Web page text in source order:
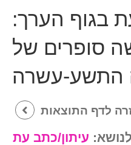
בגוף הערך:
סופרים של
התשע-עשרה
לדף התוצאות
עיתון/כתב עת